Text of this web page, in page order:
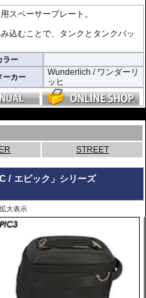
スペーサープレート。
込むことで、タンクとタンクバッ
ラー
ーカー
Wunderlich / ワンダーリ
ッヒ
STREET
/ エピック」シリーズ
大表示